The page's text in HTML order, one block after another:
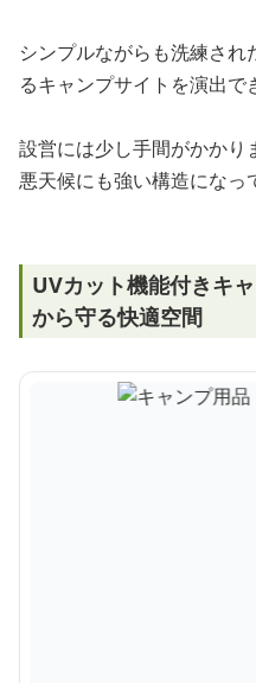
シンプルながらも洗練さ
るキャンプサイトを演出で
設営には少し手間がかかり
悪天候にも強い構造になっ
UVカット機能付きキ
から守る快適空間